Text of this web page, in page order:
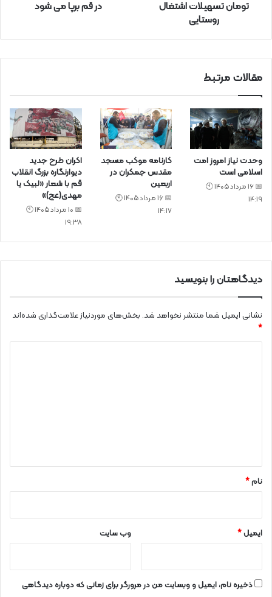
تومان تسهیلات اشتغال
روستایی
در قم برپا می شود
مقالات مرتبط
وحدت نیاز امروز امت
اسلامی است
📅 16 مرداد 1405 🕙
14:19
کارنامه موکب مسجد
مقدس جمکران در
اربعین
📅 16 مرداد 1405 🕙
14:17
اکران طرح جدید
دیوارنگاره بزرگ انقلاب
قم با شعار «لبیک یا
مهدی(عج)»
📅 10 مرداد 1405 🕙
19:38
دیدگاهتان را بنویسید
نشانی ایمیل شما منتشر نخواهد شد. بخش‌های موردنیاز علامت‌گذاری شده‌اند
*
نام*
ایمیل* وب‌ سایت
ذخیره نام، ایمیل و وبسایت من در مرورگر برای زمانی که دوباره دیدگاهی